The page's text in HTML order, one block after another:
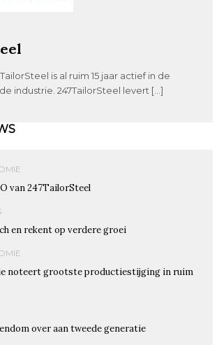
is al ruim 15 jaar actief in de
industrie. 247TailorSteel levert […]
van 247TailorSteel
en rekent op verdere groei
noteert grootste productiestijging in ruim
over aan tweede generatie